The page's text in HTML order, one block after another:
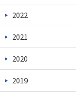
2022
2021
2020
2019